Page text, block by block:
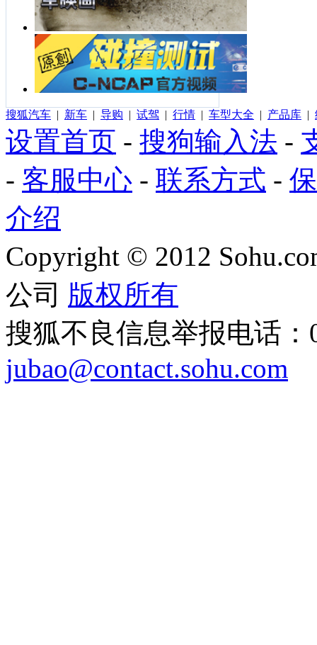
搜狐汽车 | 新车 | 导购 | 试驾 | 行情 | 车型大全 | 产品库 |
设置首页 - 搜狗输入法 -
- 客服中心 - 联系方式 -
介绍
Copyright © 2012
公司 版权所有
搜狐不良信息举报电话：
jubao@contact.sohu.com